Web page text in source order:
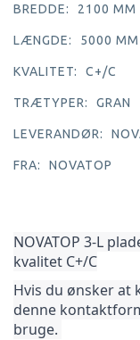
BREDDE: 2100 MM
LÆNGDE: 5000 MM
KVALITET: C+/C
TRÆTYPER: GRAN
LEVERANDØR:
FRA: NOVATOP
NOVATOP 3-L
kvalitet C+/C
Hvis du ønsker at
denne
bruge.